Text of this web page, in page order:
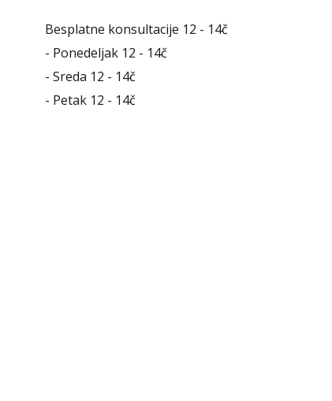
Besplatne konsultacije 12 - 14č
- Ponedeljak 12 - 14č
- Sreda 12 - 14č
- Petak 12 - 14č